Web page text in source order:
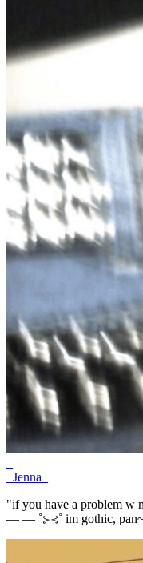
_Jenna_
"if you have a problem
— — ˚⊱⊰˚ im gothic,